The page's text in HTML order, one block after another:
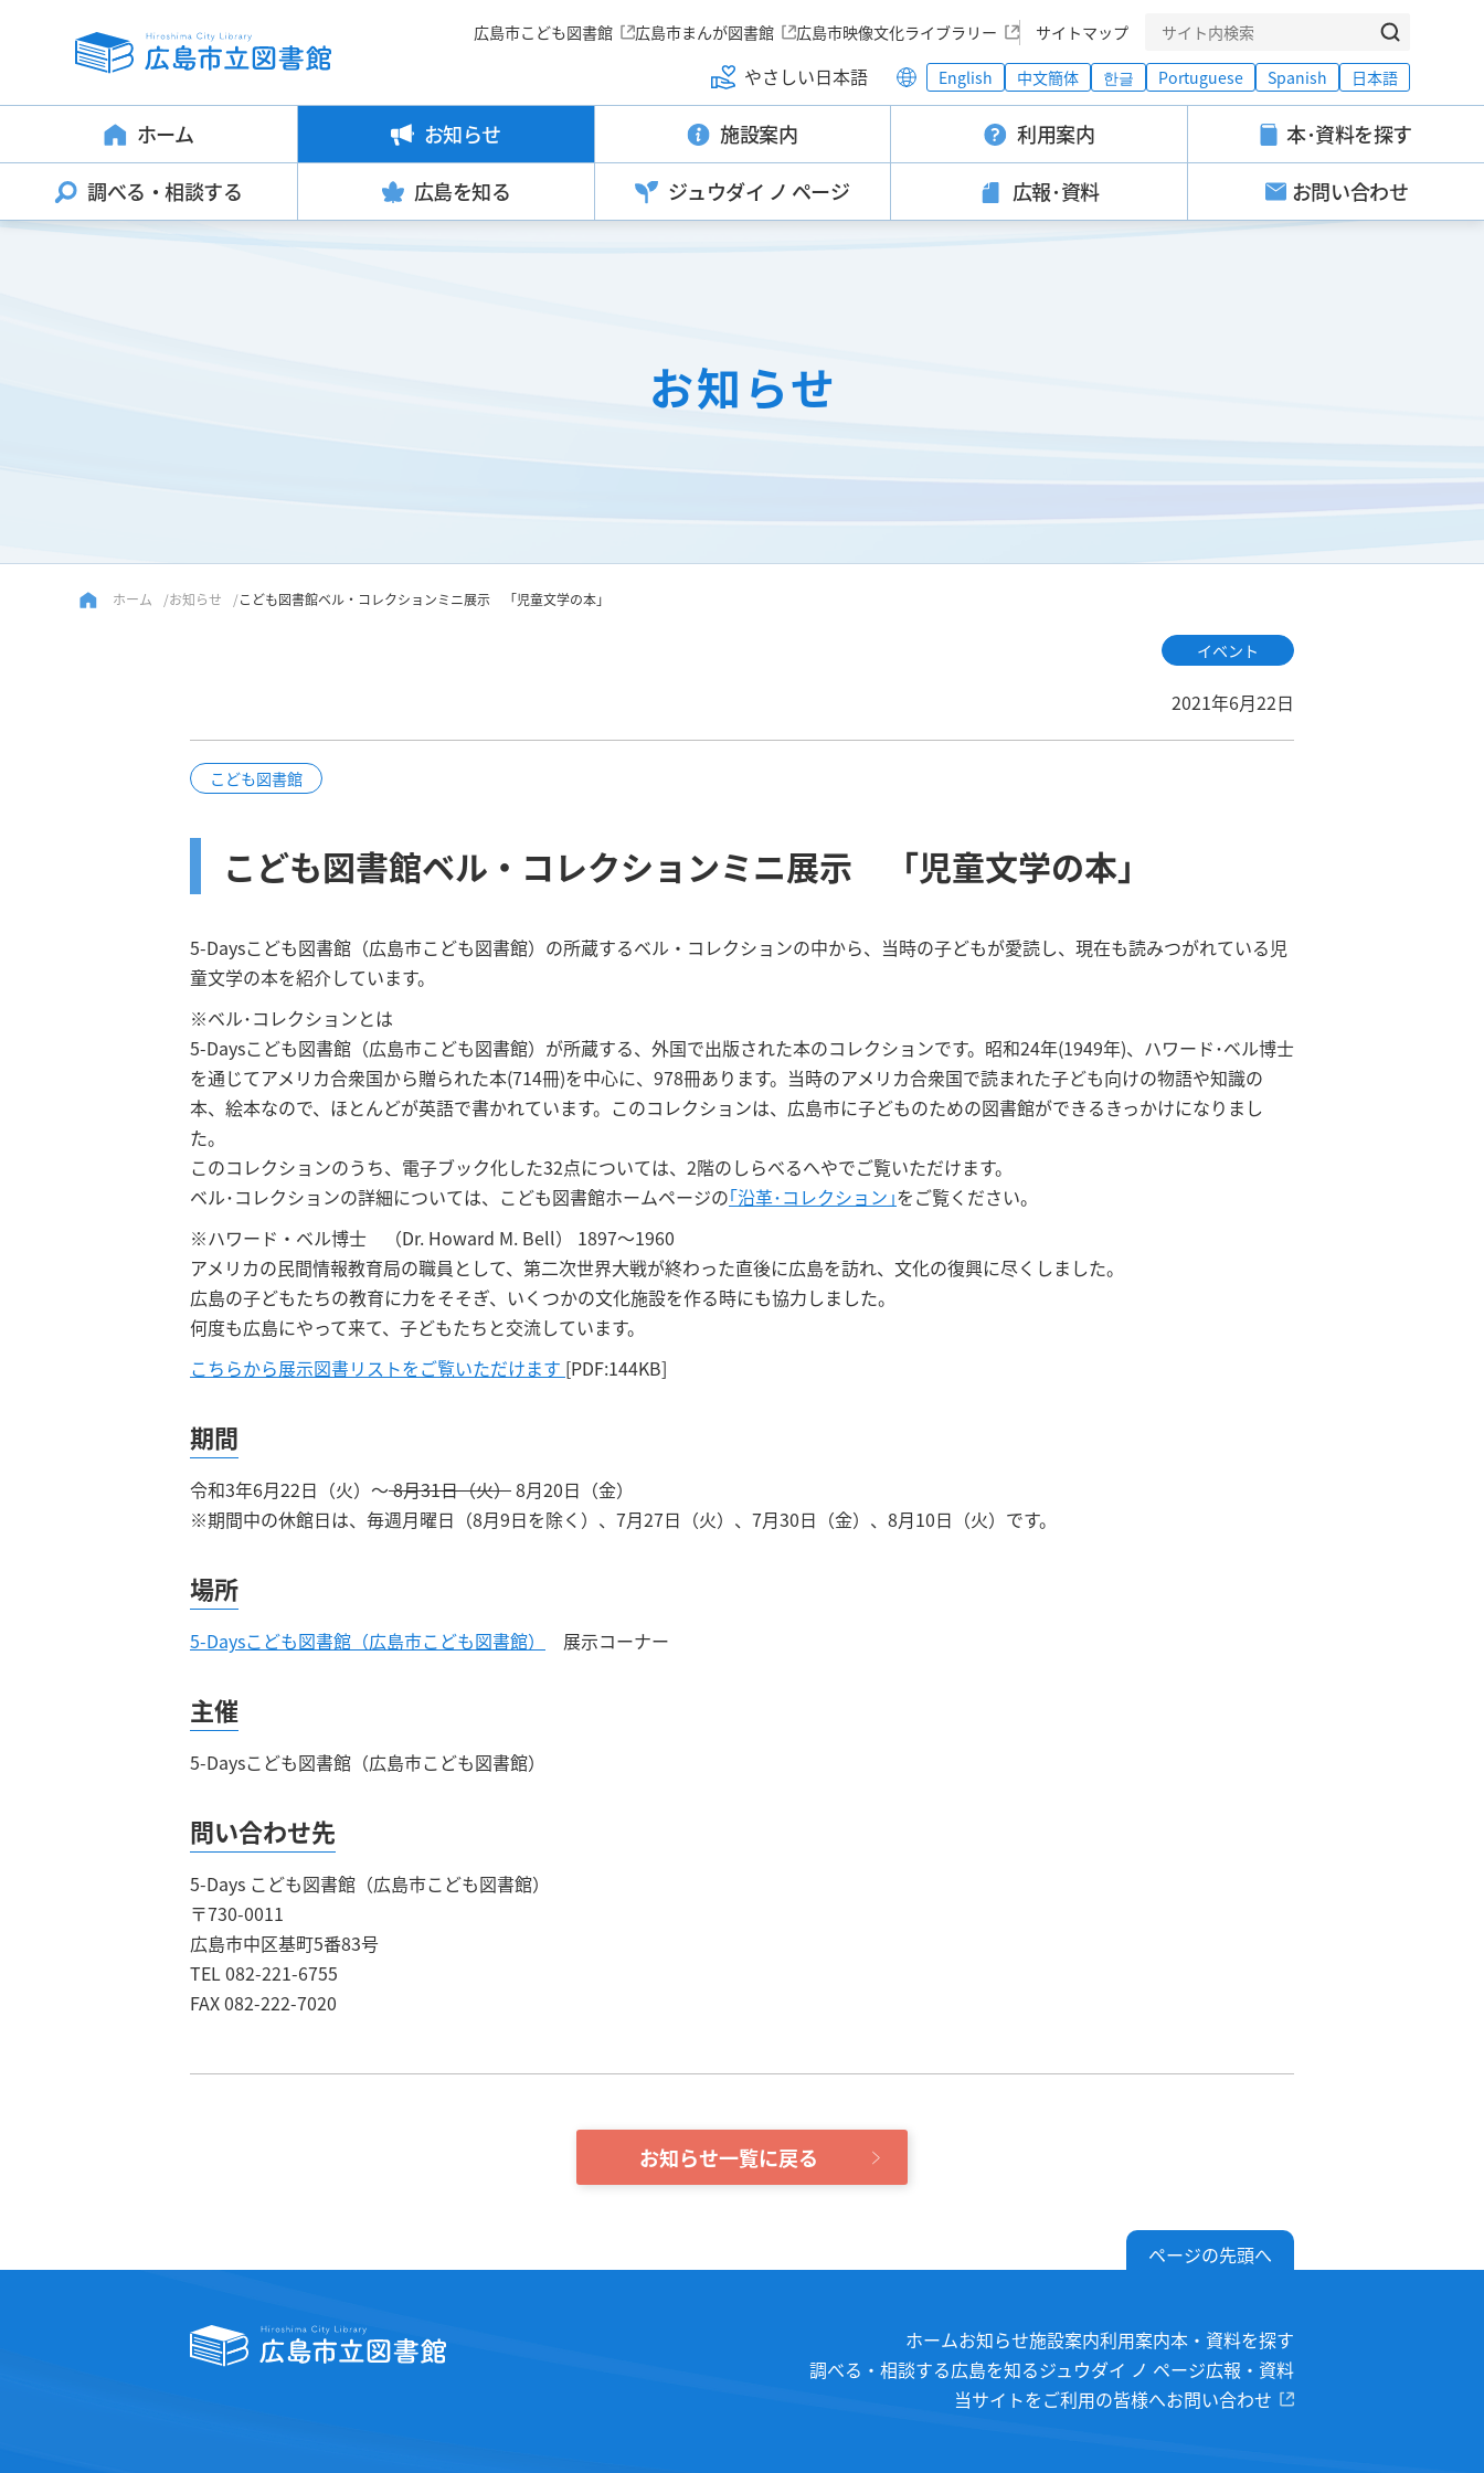
広島市こども図書館 広島市まんが図書館 広島市映像文化ライブラリー サイトマップ
やさしい日本語 English 中文簡体 한글 Portuguese Spanish 日本語
ホーム お知らせ 施設案内 利用案内
本･資料を探す
調べる・相談する 広島を知る ジュウダイ ノ ページ 広報･資料 お問い合わせ
お知らせ
ホーム お知らせ こども図書館ベル・コレクションミニ展示 「児童文学の本」
イベント
2021年6月22日
こども図書館
こども図書館ベル・コレクションミニ展示 「児童文学の本」
5-Daysこども図書館（広島市こども図書館）の所蔵するベル・コレクションの中から、当時の子どもが愛読し、現在も読みつがれている児
童文学の本を紹介しています。
※ベル･コレクションとは
5-Daysこども図書館（広島市こども図書館）が所蔵する、外国で出版された本のコレクションです。昭和24年(1949年)、ハワード･ベル博士
を通じてアメリカ合衆国から贈られた本(714冊)を中心に、978冊あります。当時のアメリカ合衆国で読まれた子ども向けの物語や知識の
本、絵本なので、ほとんどが英語で書かれています。このコレクションは、広島市に子どものための図書館ができるきっかけになりまし
た。
このコレクションのうち、電子ブック化した32点については、2階のしらべるへやでご覧いただけます。
ベル･コレクションの詳細については、こども図書館ホームページの｢沿革･コレクション｣をご覧ください。
※ハワード・ベル博士 （Dr. Howard M. Bell） 1897～1960
アメリカの民間情報教育局の職員として、第二次世界大戦が終わった直後に広島を訪れ、文化の復興に尽くしました。
広島の子どもたちの教育に力をそそぎ、いくつかの文化施設を作る時にも協力しました。
何度も広島にやって来て、子どもたちと交流しています。
こちらから展示図書リストをご覧いただけます [PDF:144KB]
期間
令和3年6月22日（火）～8月31日（火）8月20日（金）
※期間中の休館日は、毎週月曜日（8月9日を除く）、7月27日（火）、7月30日（金）、8月10日（火）です。
場所
5-Daysこども図書館（広島市こども図書館） 展示コーナー
主催
5-Daysこども図書館（広島市こども図書館）
問い合わせ先
5-Days こども図書館（広島市こども図書館）
〒730-0011
広島市中区基町5番83号
TEL 082-221-6755
FAX 082-222-7020
お知らせ一覧に戻る
ページの先頭へ
ホームお知らせ施設案内利用案内本・資料を探す
調べる・相談する広島を知るジュウダイ ノ ページ広報・資料
当サイトをご利用の皆様へお問い合わせ